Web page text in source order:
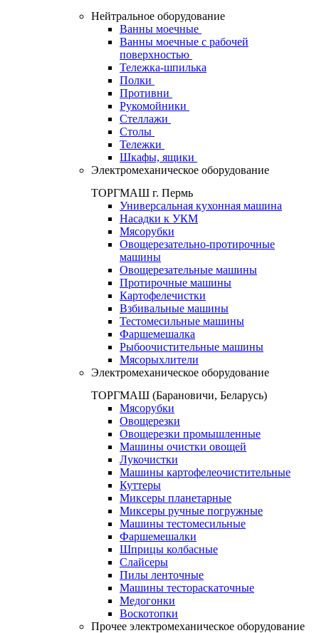
Нейтральное оборудование
Ванны моечные
Ванны моечные с рабочей
поверхностью
Тележка-шпилька
Полки
Противни
Рукомойники
Стеллажи
Столы
Тележки
Шкафы, ящики
Электромеханическое оборудование
ТОРГМАШ г. Пермь
Универсальная кухонная машина
Насадки к УКМ
Мясорубки
Овощерезательно-протирочные
машины
Овощерезательные машины
Протирочные машины
Картофелечистки
Взбивальные машины
Тестомесильные машины
Фаршемешалка
Рыбоочистительные машины
Мясорыхлители
Электромеханическое оборудование
ТОРГМАШ (Барановичи, Беларусь)
Мясорубки
Овощерезки
Овощерезки промышленные
Машины очистки овощей
Лукочистки
Машины картофелеочистительные
Куттеры
Миксеры планетарные
Миксеры ручные погружные
Машины тестомесильные
Фаршемешалки
Шприцы колбасные
Слайсеры
Пилы ленточные
Машины тестораскаточные
Медогонки
Воскотопки
Прочее электромеханическое оборудование